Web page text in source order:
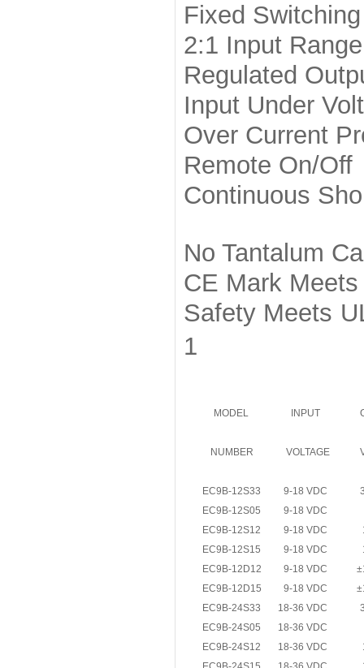
Fixed
2:1 Input Range
Regulated
Input Under
Over Current
Remote On/Off
Continuous
No Tantalum
CE Mark
Safety Meets
1
MODEL INPUT
NUMBER VOLTAGE
EC9B-12S33 9-18 VDC
EC9B-12S05
9-18 VDC
EC9B-12S12
9-18 VDC
EC9B-12S15
9-18 VDC
EC9B-12D12
9-18 VDC
EC9B-12D15
9-18 VDC
EC9B-24S33
18-36 VDC
EC9B-24S05
18-36 VDC
EC9B-24S12
18-36 VDC